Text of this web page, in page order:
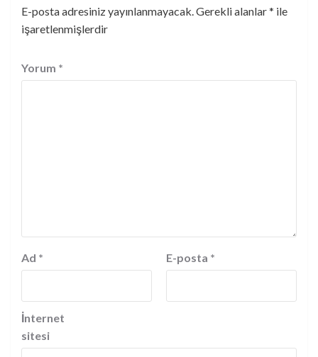
E-posta adresiniz yayınlanmayacak.Gerekli alanlar* ile
işaretlenmişlerdir
Yorum *
Ad * E-posta *
İnternet
sitesi